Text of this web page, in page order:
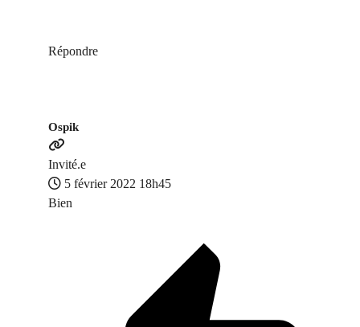
Répondre
Ospik
Invité.e
5 février 2022 18h45
Bien